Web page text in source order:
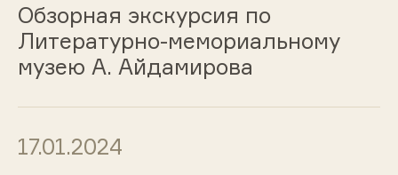
Обзорная экскурсия по
Литературно-мемориальному
музею А. Айдамирова
17.01.2024